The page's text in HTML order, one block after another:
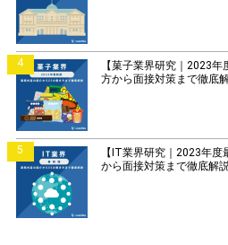
4
【菓子業界研究｜2023年
方から面接対策まで徹底
5
【IT業界研究｜2023年度
から面接対策まで徹底解説